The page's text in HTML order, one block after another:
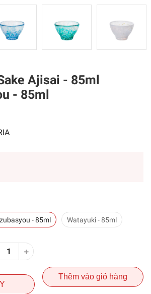
Ajisai - 85ml
- 85ml
- 85ml Watayuki - 85ml
Thêm vào giỏ hàng